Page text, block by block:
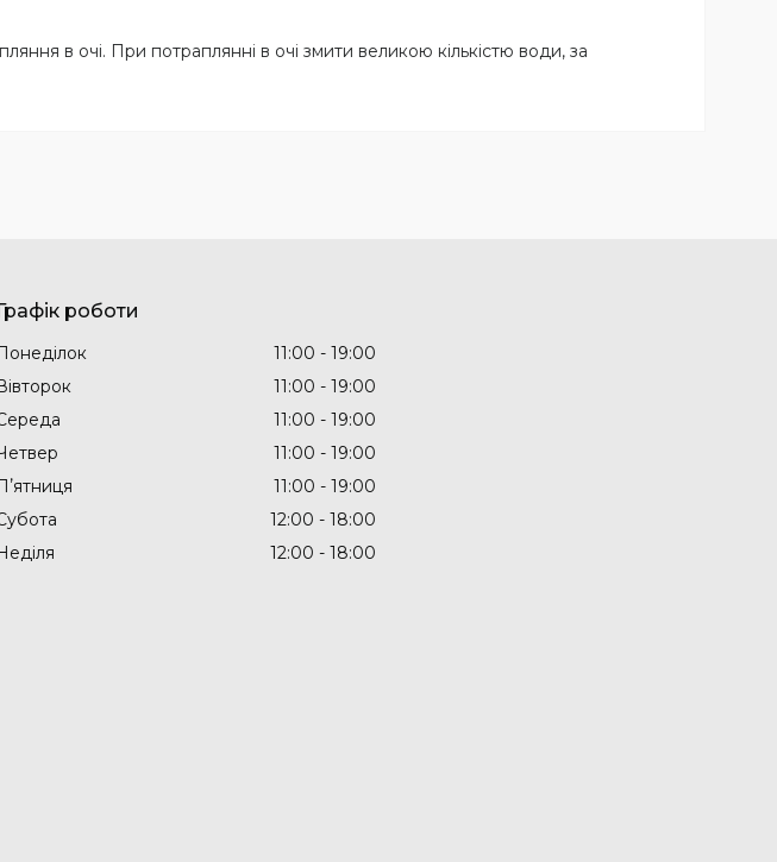
в очі. При потраплянні в очі змити великою кількістю води, за
Графік роботи
Понеділок 11:00
19:00
Вівторок
11:00
19:00
11:00
19:00
11:00
19:00
Пʼятниця
11:00
19:00
12:00
18:00
Неділя
12:00 18:00